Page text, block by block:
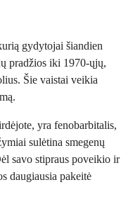
gydytojai šiandien
pradžios iki 1970-ųjų,
Šie vaistai veikia
yra fenobarbitalis,
sulėtina smegenų
savo stipraus poveikio ir
daugiausia pakeitė